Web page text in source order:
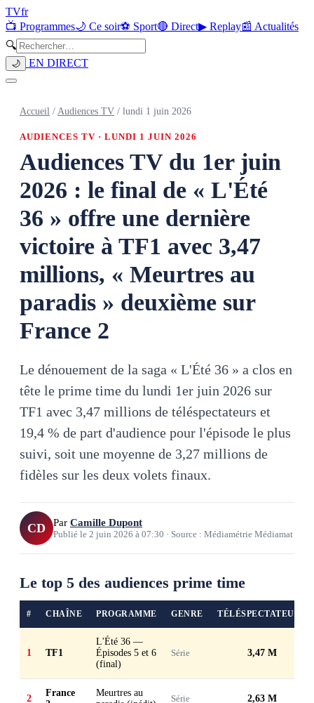
TVfr
📺 Programmes🌙 Ce soir⚽ Sport🔴 Direct▶ Replay📰 Actualités
🔍
🌙 EN DIRECT
Accueil / Audiences TV / lundi 1 juin 2026
AUDIENCES TV · LUNDI 1 JUIN 2026
Audiences TV du 1er juin
2026 : le final de « L'Été
36 » offre une dernière
victoire à TF1 avec 3,47
millions, « Meurtres au
paradis » deuxième sur
France 2
Le dénouement de la saga « L'Été 36 » a clos en
tête le prime time du lundi 1er juin 2026 sur
TF1 avec 3,47 millions de téléspectateurs et
19,4 % de part d'audience pour l'épisode le plus
suivi, soit une moyenne de 3,27 millions de
fidèles sur les deux volets finaux.
CD Par Camille Dupont
Publié le 2 juin 2026 à 07:30 · Source : Médiamétrie Médiamat
Le top 5 des audiences prime time
# CHAÎNE PROGRAMME GENRE TÉLÉSPECTATEURS
1 TF1
L'Été 36 —
Épisodes 5 et 6
(final)
Série 3,47 M
2
France
Meurtres au
Série 2,63 M